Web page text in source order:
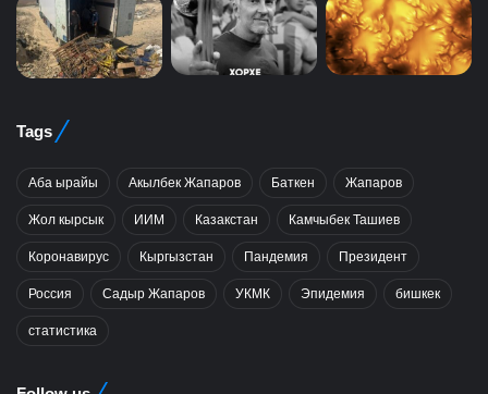
Tags
Аба ырайы Акылбек Жапаров Баткен Жапаров
Жол кырсык ИИМ Казакстан Камчыбек Ташиев
Коронавирус Кыргызстан Пандемия Президент
Россия Садыр Жапаров УКМК Эпидемия бишкек
статистика